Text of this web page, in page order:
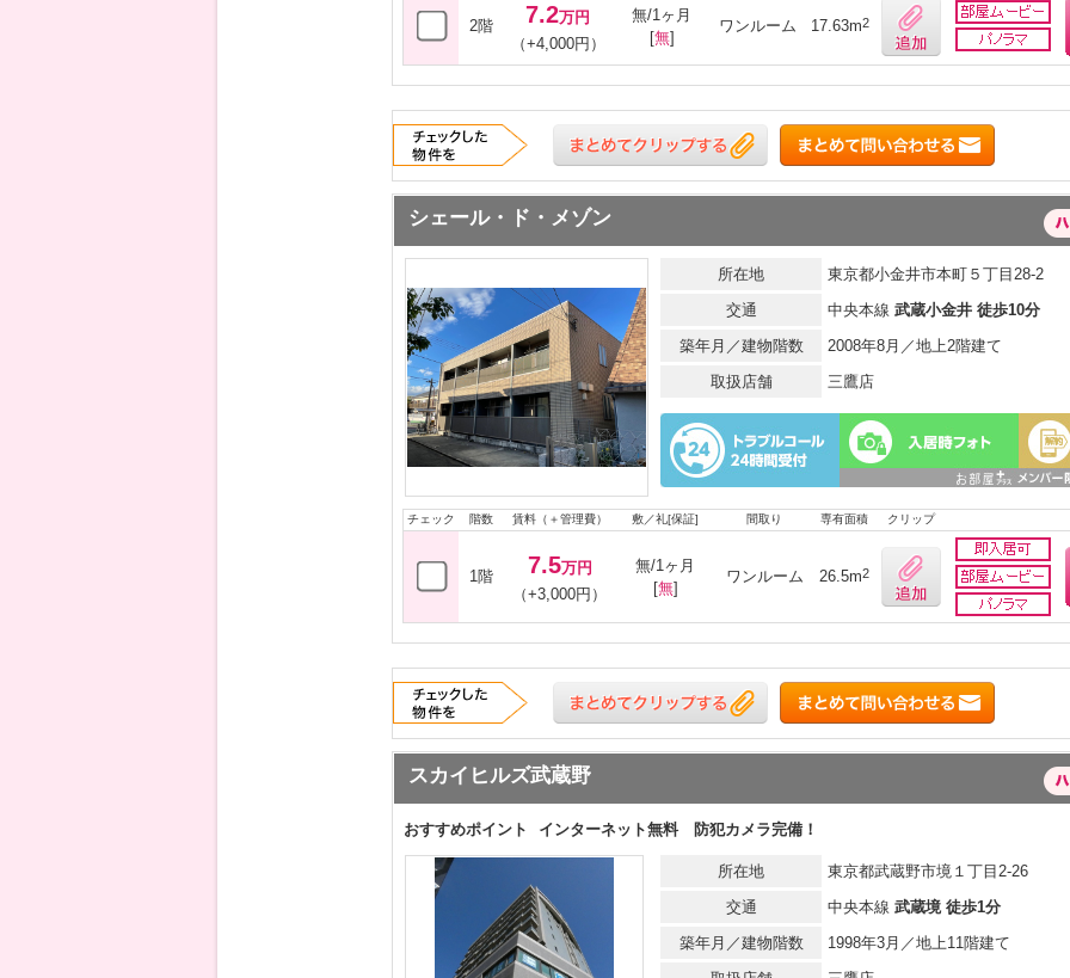
2階 7.2万円
（+4,000円）
無/1ヶ月
[無]
ワンルーム 17.63m2
シェール・ド・メゾン
所在地
東京都小金井市本町５丁目28-2
交通
中央本線 武蔵小金井 徒歩10分
築年月／建物階数
2008年8月／地上2階建て
取扱店舗
三鷹店
チェック 階数 賃料（＋管理費） 敷／礼[保証] 間取り 専有面積 クリップ
1階 7.5万円
（+3,000円）
無/1ヶ月
[無]
ワンルーム 26.5m2
スカイヒルズ武蔵野
おすすめポイント インターネット無料 防犯カメラ完備！
所在地
東京都武蔵野市境１丁目2-26
交通
中央本線 武蔵境 徒歩1分
築年月／建物階数
1998年3月／地上11階建て